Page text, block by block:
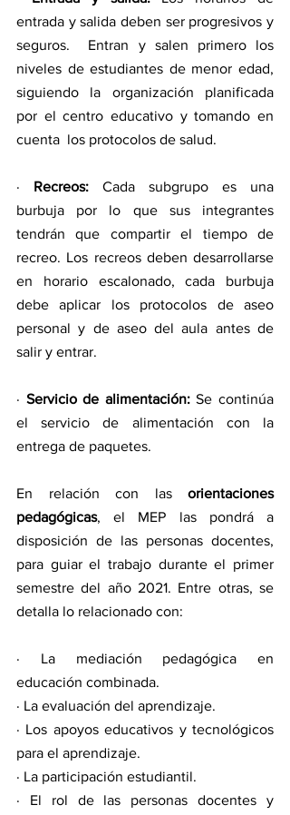
entrada y salida deben ser progresivos y
seguros.  Entran y salen primero los
niveles de estudiantes de menor edad,
siguiendo la organización planificada
por el centro educativo y tomando en
cuenta  los protocolos de salud.
· Recreos: Cada subgrupo es una
burbuja por lo que sus integrantes
tendrán que compartir el tiempo de
recreo. Los recreos deben desarrollarse
en horario escalonado, cada burbuja
debe aplicar los protocolos de aseo
personal y de aseo del aula antes de
salir y entrar.
· Servicio de alimentación: Se continúa
el servicio de alimentación con la
entrega de paquetes.
En relación con las orientaciones
pedagógicas, el MEP las pondrá a
disposición de las personas docentes,
para guiar el trabajo durante el primer
semestre del año 2021. Entre otras, se
detalla lo relacionado con:
· La mediación pedagógica en
educación combinada.
· La evaluación del aprendizaje.
· Los apoyos educativos y tecnológicos
para el aprendizaje.
· La participación estudiantil.
· El rol de las personas docentes y